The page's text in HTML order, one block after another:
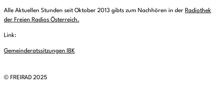
Alle Aktuellen Stunden seit Oktober 2013 gibts zum Nachhören in der Radiothek
der Freien Radios Österreich.
Link:
Gemeinderatssitzungen IBK
© FREIRAD 2025